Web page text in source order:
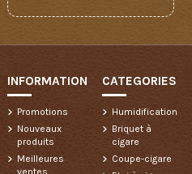
INFORMATION
Promotions
Nouveaux
produits
Meilleures
ventes
CATEGORIES
Humidification
Briquet à
cigare
Coupe-cigare